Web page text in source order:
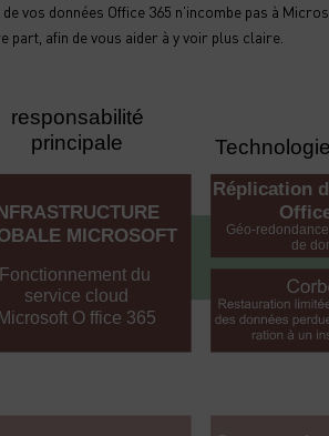
vos données Office 365 n’incombe pas à
part, afin de vous aider à y voir plus claire.